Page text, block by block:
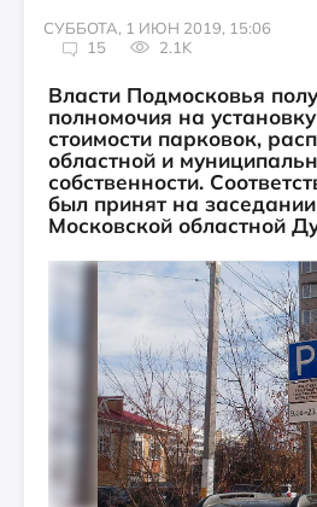
СУББОТА, 1 ИЮН 2019, 15:06
15
2.1K
Власти Подмосковья
полномочия на
стоимости парковок,
областной и
собственности.
был принят на
Московской областной